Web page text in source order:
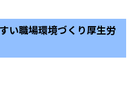
い職場環境づくり厚生労